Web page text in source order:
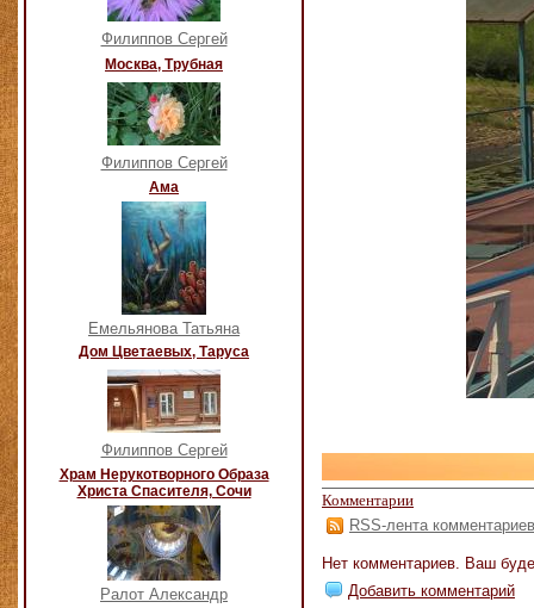
Филиппов Сергей
Москва, Трубная
Филиппов Сергей
Ама
Емельянова Татьяна
Дом Цветаевых, Таруса
Филиппов Сергей
Храм Нерукотворного Образа
Христа Спасителя, Сочи
Ралот Александр
Комментарии
RSS-лента комментариев
Нет комментариев. Ваш
Добавить комментарий